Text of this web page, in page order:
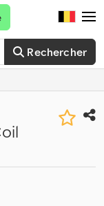
Rechercher